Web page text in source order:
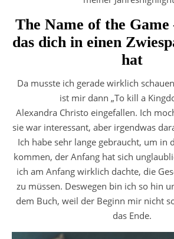
The Name of the
das dich in einen
hat
Da musste ich gerade wirklich
ist mir dann „To kill a
Alexandra Christo eingefallen. Ich
sie war interessant, aber irgendwas
Ich habe sehr lange gebraucht, um in
kommen, der Anfang hat sich
ich am Anfang wirklich dachte, die
zu müssen. Deswegen bin ich so hin
dem Buch, weil der Beginn mir nicht
das Ende.